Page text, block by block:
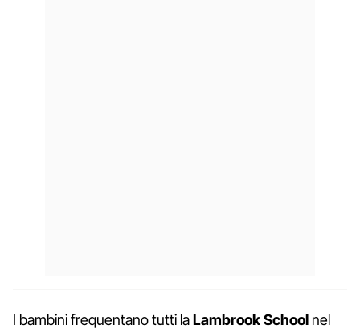
I bambini frequentano tutti laLambrook School nel